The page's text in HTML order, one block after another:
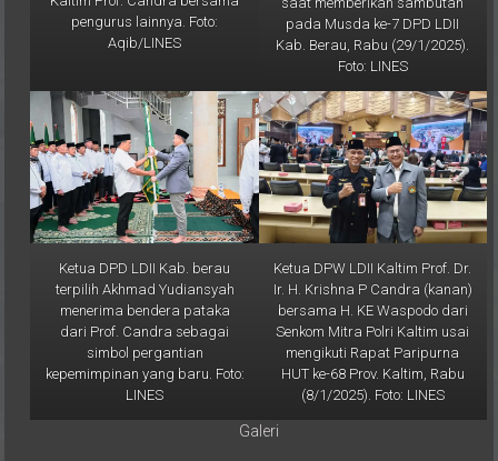
pengurus lainnya. Foto:
Aqib/LINES
pada Musda ke-7 DPD LDII
Kab. Berau, Rabu (29/1/2025).
Foto: LINES
Ketua DPD LDII Kab. berau
terpilih Akhmad Yudiansyah
menerima bendera pataka
dari Prof. Candra sebagai
simbol pergantian
kepemimpinan yang baru. Foto:
LINES
Ketua DPW LDII Kaltim Prof. Dr.
Ir. H. Krishna P Candra (kanan)
bersama H. KE Waspodo dari
Senkom Mitra Polri Kaltim usai
mengikuti Rapat Paripurna
HUT ke-68 Prov. Kaltim, Rabu
(8/1/2025). Foto: LINES
Galeri